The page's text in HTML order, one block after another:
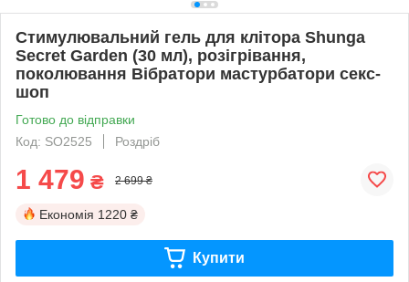
Стимулювальний гель для клітора Shunga
Secret Garden (30 мл), розігрівання,
поколювання Вібратори мастурбатори секс-
шоп
Готово до відправки
Код: SO2525
Роздріб
1 479 ₴ 2 699 ₴
Економія 1220 ₴
Купити